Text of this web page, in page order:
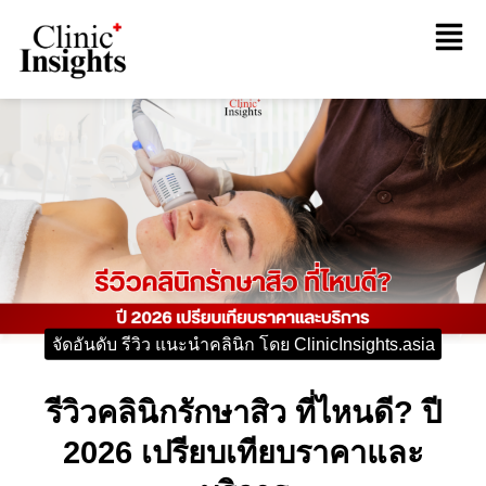
จัดอันดับ รีวิว แนะนำคลินิก โดย ClinicInsights.asia
รีวิวคลินิกรักษาสิว ที่ไหนดี? ปี
2026 เปรียบเทียบราคาและ